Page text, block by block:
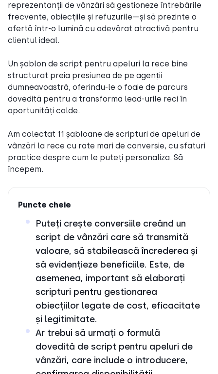
reprezentanții de vânzări să gestioneze întrebările
frecvente, obiecțiile și refuzurile—și să prezinte o
ofertă într-o lumină cu adevărat atractivă pentru
clientul ideal.
Un șablon de script pentru apeluri la rece bine
structurat preia presiunea de pe agenții
dumneavoastră, oferindu-le o foaie de parcurs
dovedită pentru a transforma lead-urile reci în
oportunități calde.
Am colectat 11 șabloane de scripturi de apeluri de
vânzări la rece cu rate mari de conversie, cu sfaturi
practice despre cum le puteți personaliza. Să
începem.
Puncte cheie
Puteți crește conversiile creând un
script de vânzări care să transmită
valoare, să stabilească încrederea și
să evidențieze beneficiile. Este, de
asemenea, important să elaborați
scripturi pentru gestionarea
obiecțiilor legate de cost, eficacitate
și legitimitate.
Ar trebui să urmați o formulă
dovedită de script pentru apeluri de
vânzări, care include o introducere,